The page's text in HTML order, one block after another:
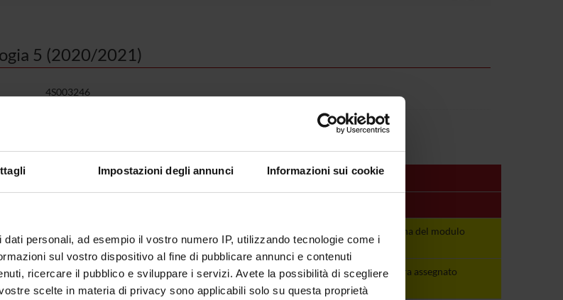
Impostazioni degli annunci Informazioni sui cookie
dati personali, ad esempio il vostro numero IP, utilizzando tecnologie come i
sul vostro dispositivo al fine di pubblicare annunci e contenuti
ricercare il pubblico e sviluppare i servizi. Avete la possibilità di scegliere
scelte in materia di privacy sono applicabili solo su questa proprietà
5 (2020/2021)
4S003246
come segue:
modulo
Vedi pagina del modulo
38 MED/41-ANESTESIOLOGIA
non ancora
non ancora assegnato